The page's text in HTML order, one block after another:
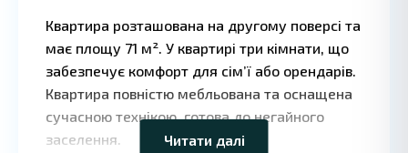
Квартира розташована на другому поверсі та
має площу 71 м². У квартирі три кімнати, що
забезпечує комфорт для сім’ї або орендарів.
Квартира повністю мебльована та оснащена
сучасною технікою, готова до негайного
заселення.
Читати далі
Leaflet
contributors